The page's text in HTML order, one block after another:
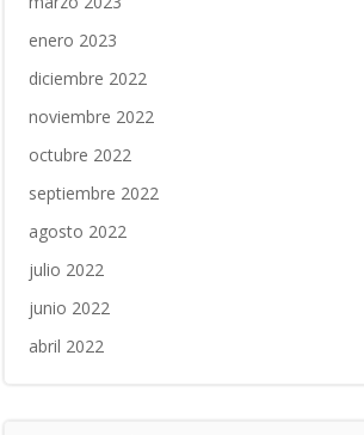
enero 2023
diciembre 2022
noviembre 2022
octubre 2022
septiembre 2022
agosto 2022
julio 2022
junio 2022
abril 2022